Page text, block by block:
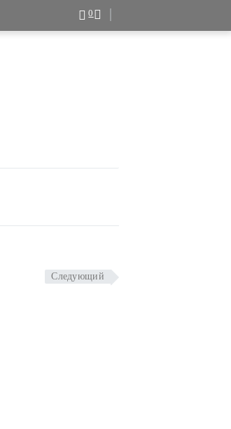
0
Следующий